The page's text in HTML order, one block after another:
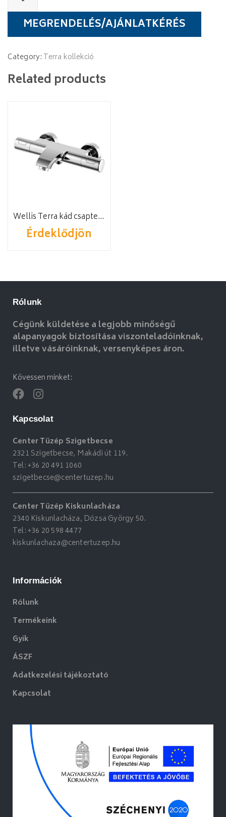
zuhany
csaptelep
quantityMEGRENDELÉS/AJÁNLATKÉRÉS
Category: Terra kollekció
Related products
Wellis Terra kád csaptelep
Érdeklődjön
Rólunk
Cégünk küldetése a legjobb minőségű
alapanyagok biztosítása viszonteladóinknak,
illetve vásáróinknak, versenyképes áron.
Kövessen minket:
Kapcsolat
Center Tüzép Szigetbecse
2321 Szigetbecse, Makádi út 119.
Tel:+36 20 491 1060
szigetbecse@centertuzep.hu
Center Tüzép Kiskunlacháza
2340 Kiskunlacháza, Dózsa György 50.
Tel:+36 20 598 4477
kiskunlachaza@centertuzep.hu
Információk
Rólunk
Termékeink
Gyik
ÁSZF
Adatkezelési tájékoztató
Kapcsolat